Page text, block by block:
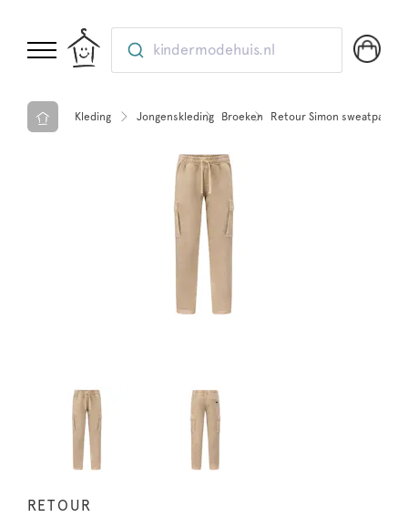
kindermodehuis.nl
Kleding Jongenskleding Broeken Retour Simon sweatpants
RETOUR